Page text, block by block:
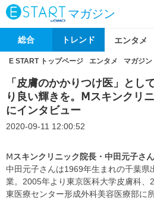
マガジン
総合 トレンド エンタメ
E START トップページ エンタメ マガジン
「皮膚のかかりつけ医」とし
り良い輝きを。Ⅿスキンクリ
にインタビュー
2020-09-11 12:00:52
Ⅿスキンクリニック院長・中田元子さん
中田元子さんは1969年生まれの千葉県
業。2005年より東京医科大学皮膚科、
東医療センター形成外科美容医療部に